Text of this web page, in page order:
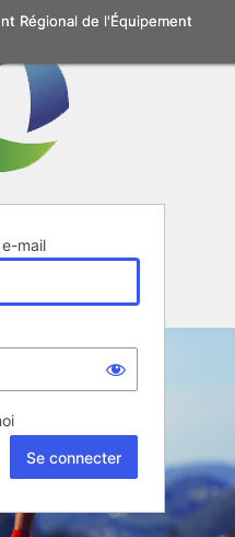
mail
Régional de l'Équipement